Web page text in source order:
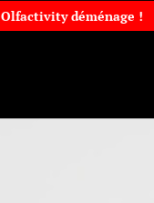
Olfactivity déménage !